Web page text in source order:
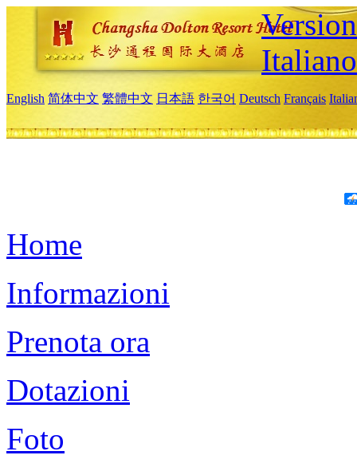
Italiano
English 简体中文 繁體中文 日本語 한국어 Deutsch Français
Home
Informazioni
Prenota ora
Dotazioni
Foto